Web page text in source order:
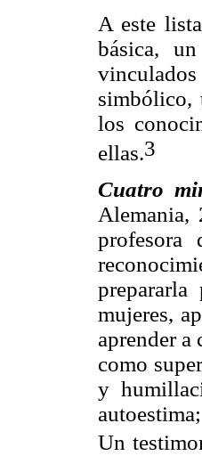
A este
básica,
simbólico,
los
ellas.3
Cuatro
Alemania,
profesora
mujeres,
aprender a
como
y
Un